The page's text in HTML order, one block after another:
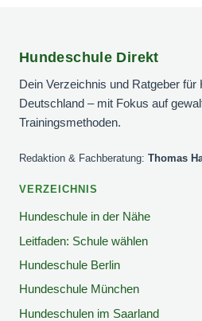
Hundeschule Direkt
Dein Verzeichnis und Ratgeber für
Deutschland – mit Fokus auf
Trainingsmethoden.
Redaktion & Fachberatung: Thomas
VERZEICHNIS
Hundeschule in der Nähe
Leitfaden: Schule wählen
Hundeschule Berlin
Hundeschule München
Hundeschulen im Saarland